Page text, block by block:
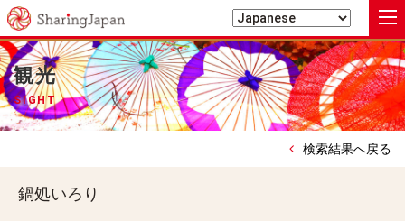
シェアリングジャパン
観光
SIGHT
検索結果へ戻る
鍋処いろり